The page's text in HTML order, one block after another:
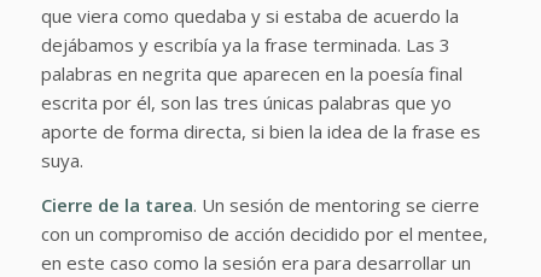
que viera como quedaba y si estaba de acuerdo la
dejábamos y escribía ya la frase terminada. Las 3
palabras en negrita que aparecen en la poesía final
escrita por él, son las tres únicas palabras que yo
aporte de forma directa, si bien la idea de la frase es
suya.
Cierre de la tarea. Un sesión de mentoring se cierre
con un compromiso de acción decidido por el mentee,
en este caso como la sesión era para desarrollar un